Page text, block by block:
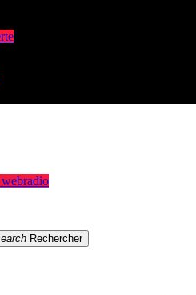
webradio
Rechercher